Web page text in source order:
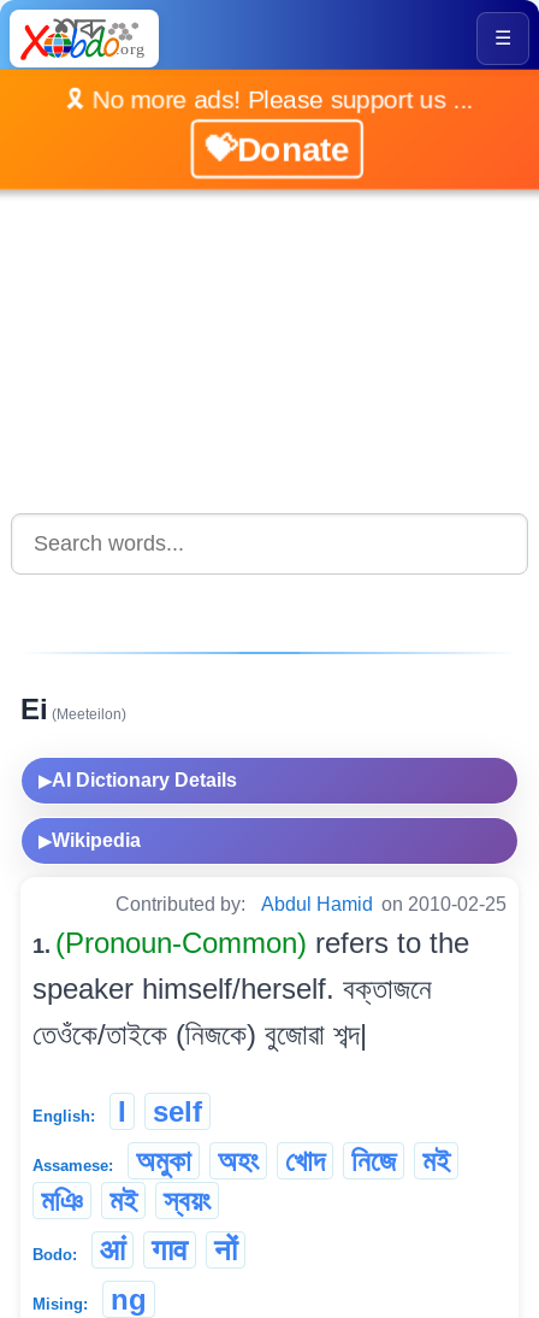
☰
🎗️ No more ads! Please support us ...
💝Donate
Ei (Meeteilon)
▶AI Dictionary Details
▶Wikipedia
Contributed by: Abdul Hamid on 2010-02-25
1. (Pronoun-Common) refers to the
speaker himself/herself. বক্তাজনে
তেওঁকে/তাইকে (নিজকে) বুজোৱা শব্দ|
English: I self
Assamese: অমুকা অহং খোদ নিজে
মই
মঞি
ম‍ই স্বয়ং
Bodo: आं गाव नों
Mising: ng